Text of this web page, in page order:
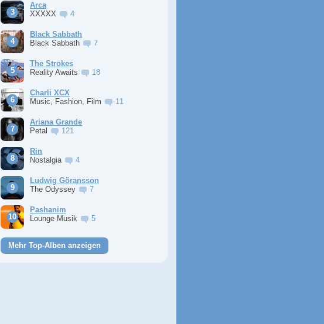
Arca
XXXXX
4
Black Sabbath
Black Sabbath
7
The Strokes
Reality Awaits
18
Charli XCX
Music, Fashion, Film
11
Ariana Grande
Petal
121
Rin
Nostalgia
4
Ludwig Göransson
The Odyssey
7
Pashanim
Lounge Musik
5
Mehr Top-Alben anzeigen